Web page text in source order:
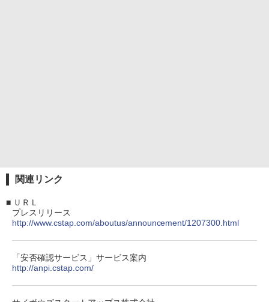
関連リンク
■ ＵＲＬ
プレスリリース
http://www.cstap.com/aboutus/announcement/1207300.html
「安否確認サービス」サービス案内
http://anpi.cstap.com/